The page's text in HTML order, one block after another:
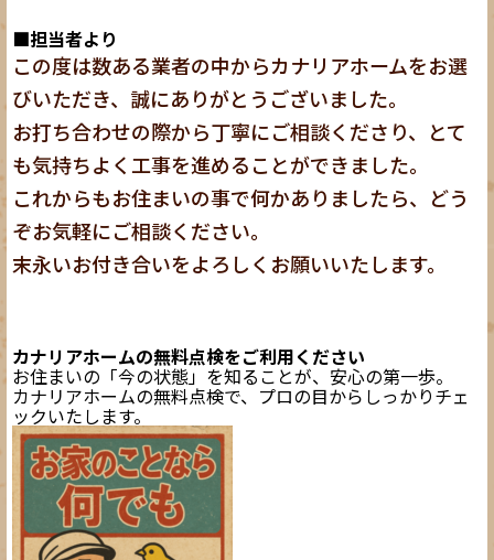
■担当者より
この度は数ある業者の中からカナリアホームをお選
びいただき、誠にありがとうございました。
お打ち合わせの際から丁寧にご相談くださり、とて
も気持ちよく工事を進めることができました。
これからもお住まいの事で何かありましたら、どう
ぞお気軽にご相談ください。
末永いお付き合いをよろしくお願いいたします。
カナリアホームの無料点検をご利用ください
お住まいの「今の状態」を知ることが、安心の第一歩。
カナリアホームの無料点検で、プロの目からしっかりチェ
ックいたします。